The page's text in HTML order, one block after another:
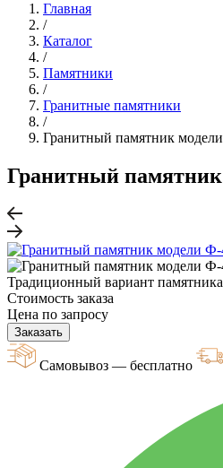
Главная
/
Каталог
/
Памятники
/
Гранитные памятники
/
Гранитный памятник
Гранитный
Традиционный вариант
Стоимость заказа
Цена по запросу
Заказать
Самовывоз — бесплатно